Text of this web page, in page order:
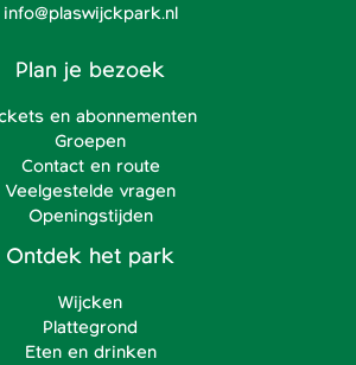
info@plaswijckpark.nl
Plan je bezoek
en abonnementen
Groepen
Contact en route
Veelgestelde vragen
Openingstijden
Ontdek het park
Wijcken
Plattegrond
Eten en drinken